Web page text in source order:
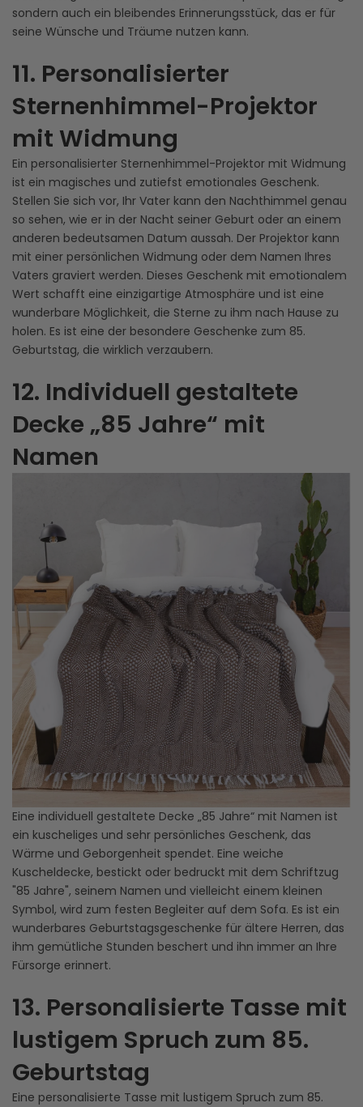
sondern auch ein bleibendes Erinnerungsstück, das er für
seine Wünsche und Träume nutzen kann.
11. Personalisierter
Sternenhimmel-Projektor
mit Widmung
Ein personalisierter Sternenhimmel-Projektor mit Widmung
ist ein magisches und zutiefst emotionales Geschenk.
Stellen Sie sich vor, Ihr Vater kann den Nachthimmel genau
so sehen, wie er in der Nacht seiner Geburt oder an einem
anderen bedeutsamen Datum aussah. Der Projektor kann
mit einer persönlichen Widmung oder dem Namen Ihres
Vaters graviert werden. Dieses Geschenk mit emotionalem
Wert schafft eine einzigartige Atmosphäre und ist eine
wunderbare Möglichkeit, die Sterne zu ihm nach Hause zu
holen. Es ist eine der besondere Geschenke zum 85.
Geburtstag, die wirklich verzaubern.
12. Individuell gestaltete
Decke „85 Jahre“ mit
Namen
Eine individuell gestaltete Decke „85 Jahre“ mit Namen ist
ein kuscheliges und sehr persönliches Geschenk, das
Wärme und Geborgenheit spendet. Eine weiche
Kuscheldecke, bestickt oder bedruckt mit dem Schriftzug
"85 Jahre", seinem Namen und vielleicht einem kleinen
Symbol, wird zum festen Begleiter auf dem Sofa. Es ist ein
wunderbares Geburtstagsgeschenke für ältere Herren, das
ihm gemütliche Stunden beschert und ihn immer an Ihre
Fürsorge erinnert.
13. Personalisierte Tasse mit
lustigem Spruch zum 85.
Geburtstag
Eine personalisierte Tasse mit lustigem Spruch zum 85.